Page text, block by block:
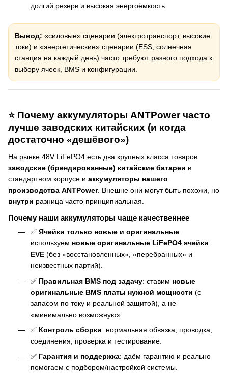
долгий резерв и высокая энергоёмкость.
Вывод: «силовые» сценарии (электротранспорт, высокие
токи) и «энергетические» сценарии (ESS, солнечная
станция на каждый день) часто требуют разного подхода к
выбору ячеек, BMS и конфигурации.
⭐ Почему аккумуляторы ANTPower часто
лучше заводских китайских (и когда
достаточно «дешёвого»)
На рынке 48V LiFePO4 есть два крупных класса товаров:
заводские (брендированные) китайские батареи в
стандартном корпусе и аккумуляторы нашего
производства ANTPower. Внешне они могут быть похожи, но
внутри разница часто принципиальная.
Почему наши аккумуляторы чаще качественнее
✅ Ячейки только новые и оригинальные:
используем новые оригинальные LiFePO4 ячейки
EVE (без «восстановленных», «перебранных» и
неизвестных партий).
✅ Правильная BMS под задачу: ставим новые
оригинальные BMS платы нужной мощности (с
запасом по току и реальной защитой), а не
«минимально возможную».
✅ Контроль сборки: нормальная обвязка, проводка,
соединения, проверка и тестирование.
✅ Гарантия и поддержка: даём гарантию и реально
помогаем с подбором/настройкой системы.